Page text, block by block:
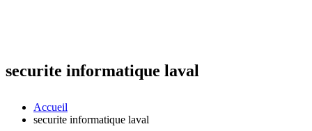
securite informatique laval
Accueil
securite informatique laval